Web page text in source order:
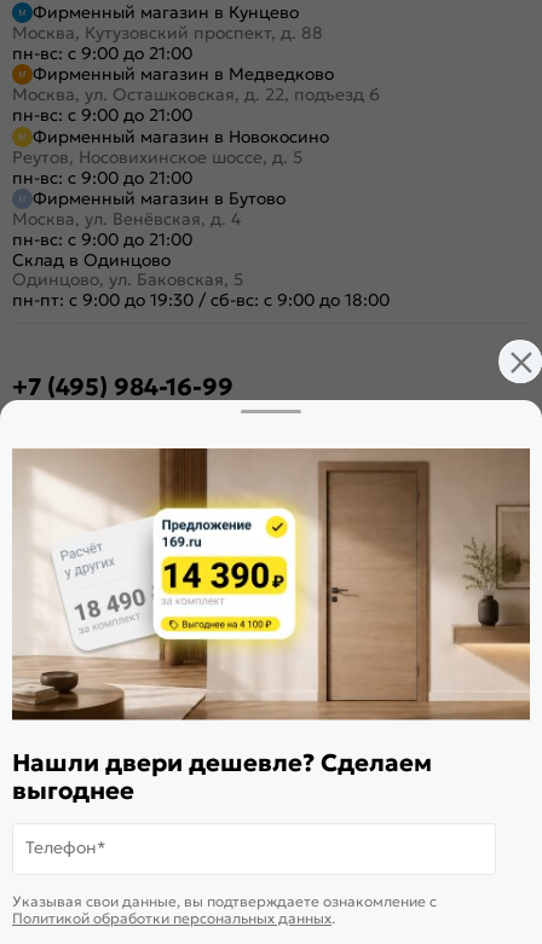
В корзину-4 565₽ Купить в 1 клик
Фирменный магазин в Кунцево
Москва, Кутузовский проспект, д. 88
пн-вс: с 9:00 до 21:00
Фирменный магазин в Медведково
Москва, ул. Осташковская, д. 22, подъезд 6
пн-вс: с 9:00 до 21:00
Фирменный магазин в Новокосино
Реутов, Носовихинское шоссе, д. 5
пн-вс: с 9:00 до 21:00
Фирменный магазин в Бутово
Москва, ул. Венёвская, д. 4
пн-вс: с 9:00 до 21:00
Склад в Одинцово
Одинцово, ул. Баковская, 5
пн-пт: с 9:00 до 19:30 / сб-вс: с 9:00 до 18:00
+7 (495) 984-16-99
Расскажите о нас
Поделиться
Оцените магазин
ИКС 1340
© 2010—2026 Склад Дверей 169.RU
Пользовательское соглашение
Политика обработки персональных данных
Карта сайта
Нашли двери дешевле? Сделаем
выгоднее
Телефон*
Указывая свои данные, вы подтверждаете ознакомление c
Политикой обработки персональных данных.